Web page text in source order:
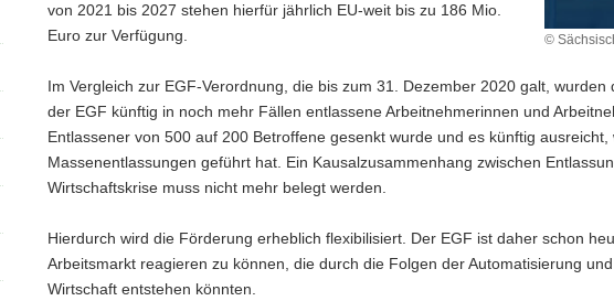
©
von 2021 bis 2027 stehen hierfür jährlich EU-weit bis zu 186 Mio.
Euro zur Verfügung.
Im Vergleich zur EGF-Verordnung, die bis zum 31. Dezember 2020 galt,
der EGF künftig in noch mehr Fällen entlassene Arbeitnehmerinnen und
Entlassener von 500 auf 200 Betroffene gesenkt wurde und es künftig
Massenentlassungen geführt hat. Ein Kausalzusammenhang zwischen
Wirtschaftskrise muss nicht mehr belegt werden.
Hierdurch wird die Förderung erheblich flexibilisiert. Der EGF ist daher schon
Arbeitsmarkt reagieren zu können, die durch die Folgen der Automatisierung
Wirtschaft entstehen könnten.